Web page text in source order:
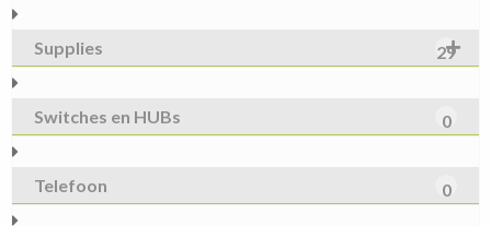
Supplies 29
Switches en HUBs 0
Telefoon 0